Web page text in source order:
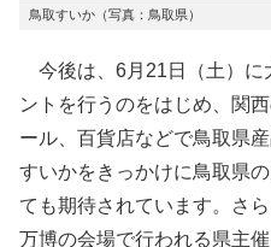
鳥取すいか（写真：鳥取県）
今後は、6月21日（土）に
ントを行うのをはじめ、関
ール、百貨店などで鳥取県
すいかをきっかけに鳥取県
ても期待されています。さ
万博の会場で行われる県主